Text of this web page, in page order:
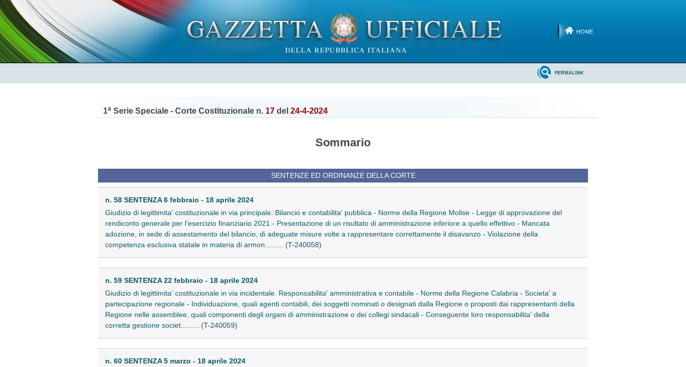
HOME
PERMALINK
1a Serie Speciale - Corte Costituzionale n. 17 del 24-4-2024
Sommario
SENTENZE ED ORDINANZE DELLA CORTE
n. 58 SENTENZA 6 febbraio - 18 aprile 2024
Giudizio di legittimita' costituzionale in via principale. Bilancio e contabilita' pubblica - Norme della Regione Molise - Legge di approvazione del
rendiconto generale per l'esercizio finanziario 2021 - Presentazione di un risultato di amministrazione inferiore a quello effettivo - Mancata
adozione, in sede di assestamento del bilancio, di adeguate misure volte a rappresentare correttamente il disavanzo - Violazione della
competenza esclusiva statale in materia di armon......... (T-240058)
n. 59 SENTENZA 22 febbraio - 18 aprile 2024
Giudizio di legittimita' costituzionale in via incidentale. Responsabilita' amministrativa e contabile - Norme della Regione Calabria - Societa' a
partecipazione regionale - Individuazione, quali agenti contabili, dei soggetti nominati o designati dalla Regione o proposti dai rappresentanti della
Regione nelle assemblee, quali componenti degli organi di amministrazione o dei collegi sindacali - Conseguente loro responsabilita' della
corretta gestione societ......... (T-240059)
n. 60 SENTENZA 5 marzo - 18 aprile 2024